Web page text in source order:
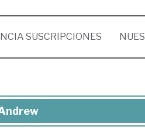
SUSCRIPCIONES